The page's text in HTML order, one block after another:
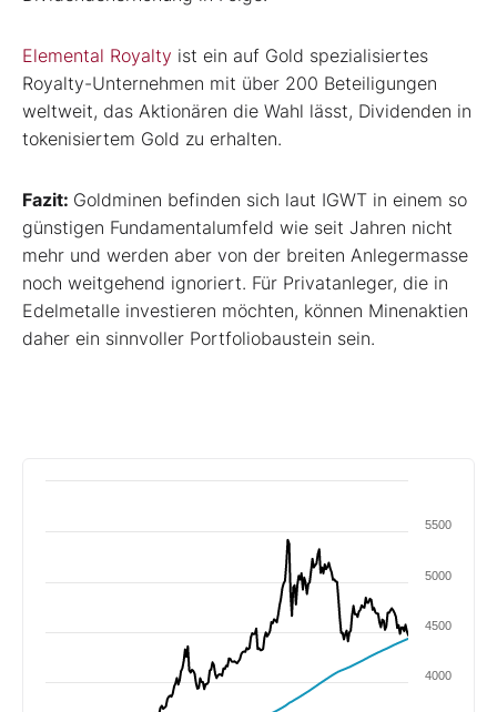
Elemental Royalty ist ein auf Gold spezialisiertes
Royalty-Unternehmen mit über 200 Beteiligungen
weltweit, das Aktionären die Wahl lässt, Dividenden in
tokenisiertem Gold zu erhalten.
Fazit: Goldminen befinden sich laut IGWT in einem so
günstigen Fundamentalumfeld wie seit Jahren nicht
mehr und werden aber von der breiten Anlegermasse
noch weitgehend ignoriert. Für Privatanleger, die in
Edelmetalle investieren möchten, können Minenaktien
daher ein sinnvoller Portfoliobaustein sein.
4000
4500
5000
5500